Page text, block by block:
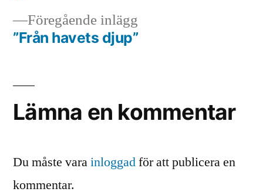
Föregående inlägg
inlägg:
”Från havets djup”
Lämna en kommentar
Du måste varainloggadför att publicera en
kommentar.